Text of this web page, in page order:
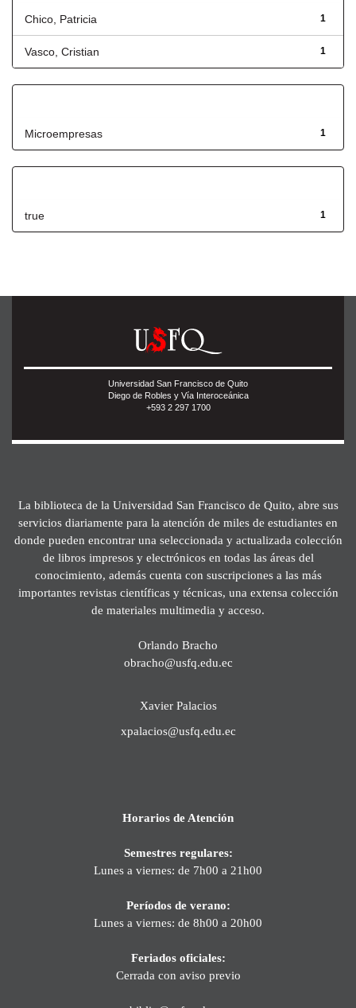
1
Chico, Patricia
1
Vasco, Cristian
1
Microempresas
1
true
Universidad San Francisco de Quito
Diego de Robles y Vía Interoceánica
+593 2 297 1700
La biblioteca de la Universidad San Francisco de Quito, abre sus
servicios diariamente para la atención de miles de estudiantes en
donde pueden encontrar una seleccionada y actualizada colección
de libros impresos y electrónicos en todas las áreas del
conocimiento, además cuenta con suscripciones a las más
importantes revistas científicas y técnicas, una extensa colección
de materiales multimedia y acceso.
Orlando Bracho
obracho@usfq.edu.ec
Xavier Palacios
xpalacios@usfq.edu.ec
Horarios de Atención
Semestres regulares:
Lunes a viernes: de 7h00 a 21h00
Períodos de verano:
Lunes a viernes: de 8h00 a 20h00
Feriados oficiales:
Cerrada con aviso previo